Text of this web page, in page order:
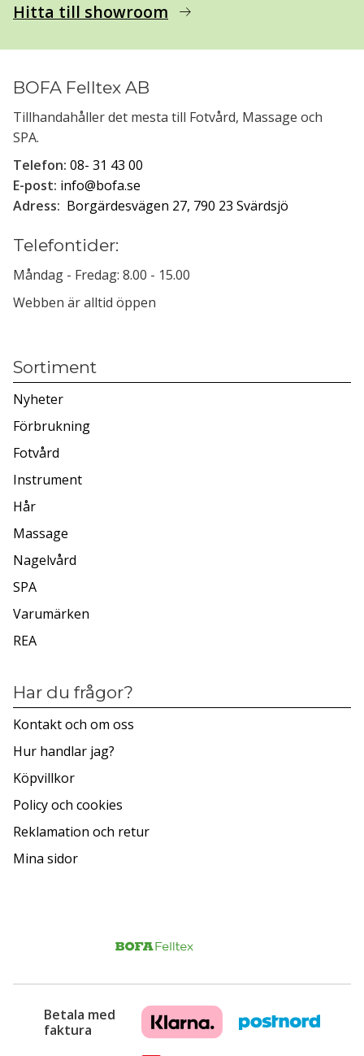
Hitta till showroom arrow_right_alt
BOFA Felltex AB
Tillhandahåller det mesta till Fotvård, Massage och
SPA.
Telefon: 08- 31 43 00
E-post: info@bofa.se
Adress: Borgärdesvägen 27, 790 23 Svärdsjö
Telefontider:
Måndag - Fredag: 8.00 - 15.00
Webben är alltid öppen
Sortiment
Nyheter
Förbrukning
Fotvård
Instrument
Hår
Massage
Nagelvård
SPA
Varumärken
REA
Har du frågor?
Kontakt och om oss
Hur handlar jag?
Köpvillkor
Policy och cookies
Reklamation och retur
Mina sidor
Betala med
faktura